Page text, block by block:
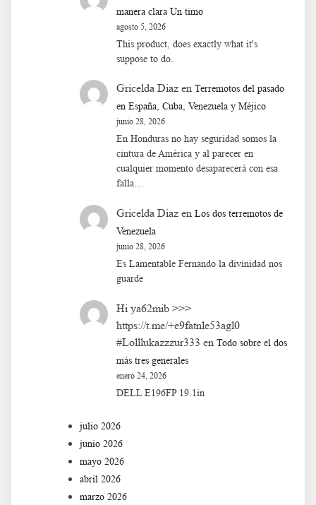
manera clara Un timo
agosto 5, 2026
This product, does exactly what it's
suppose to do.
Gricelda Diaz en Terremotos del pasado
en España, Cuba, Venezuela y Méjico
junio 28, 2026
En Honduras no hay seguridad somos la
cintura de América y al parecer en
cualquier momento desaparecerá con esa
falla…
Gricelda Diaz en Los dos terremotos de
Venezuela
junio 28, 2026
Es Lamentable Fernando la divinidad nos
guarde
Hi ya62mib >>>
https://t.me/+e9fatnle53agl0
#Lolllukazzzur333 en Todo sobre el dos
más tres generales
enero 24, 2026
DELL E196FP 19.1in
julio 2026
junio 2026
mayo 2026
abril 2026
marzo 2026